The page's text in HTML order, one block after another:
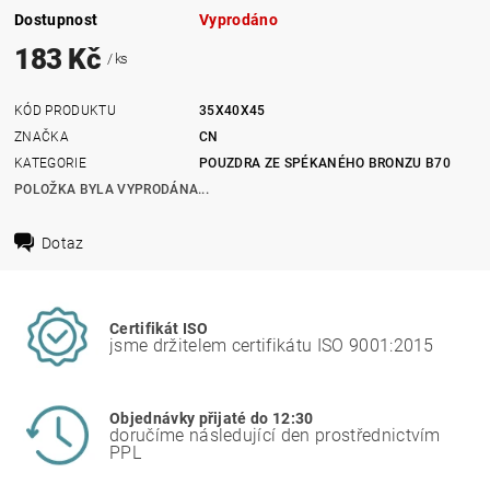
Dostupnost Vyprodáno
183 Kč / ks
KÓD PRODUKTU
35X40X45
ZNAČKA
CN
KATEGORIE
POUZDRA ZE SPÉKANÉHO BRONZU B70
POLOŽKA BYLA VYPRODÁNA...
Dotaz
Certifikát ISO
jsme držitelem certifikátu ISO 9001:2015
Objednávky přijaté do 12:30
doručíme následující den prostřednictvím
PPL